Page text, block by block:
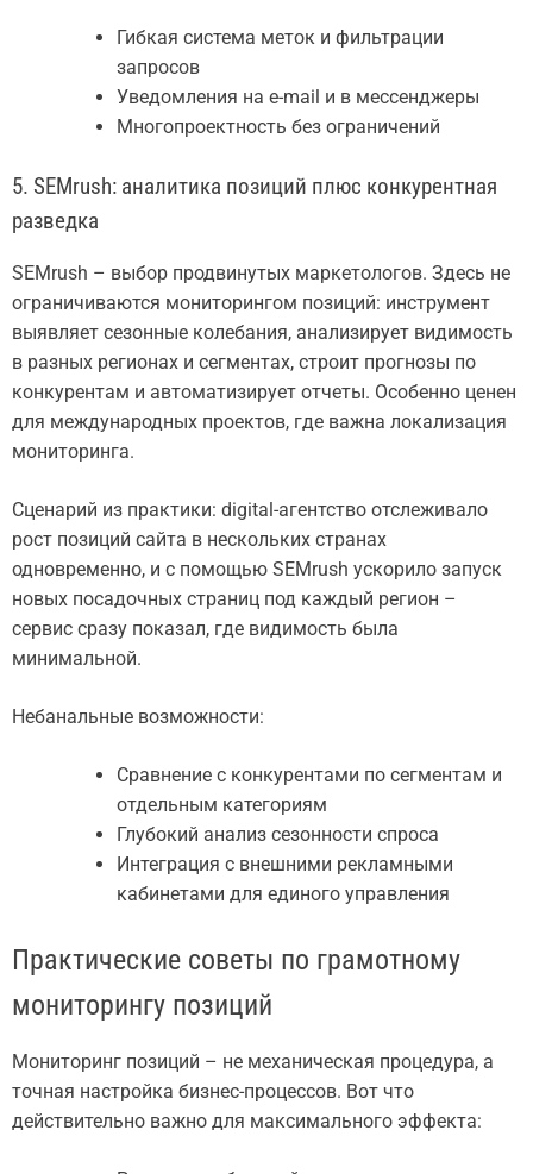
Гибкая система меток и фильтрации
запросов
Уведомления на e-mail и в мессенджеры
Многопроектность без ограничений
5. SEMrush: аналитика позиций плюс конкурентная
разведка
SEMrush – выбор продвинутых маркетологов. Здесь не
ограничиваются мониторингом позиций: инструмент
выявляет сезонные колебания, анализирует видимость
в разных регионах и сегментах, строит прогнозы по
конкурентам и автоматизирует отчеты. Особенно ценен
для международных проектов, где важна локализация
мониторинга.
Сценарий из практики: digital-агентство отслеживало
рост позиций сайта в нескольких странах
одновременно, и с помощью SEMrush ускорило запуск
новых посадочных страниц под каждый регион –
сервис сразу показал, где видимость была
минимальной.
Небанальные возможности:
Сравнение с конкурентами по сегментам и
отдельным категориям
Глубокий анализ сезонности спроса
Интеграция с внешними рекламными
кабинетами для единого управления
Практические советы по грамотному
мониторингу позиций
Мониторинг позиций – не механическая процедура, а
точная настройка бизнес-процессов. Вот что
действительно важно для максимального эффекта: